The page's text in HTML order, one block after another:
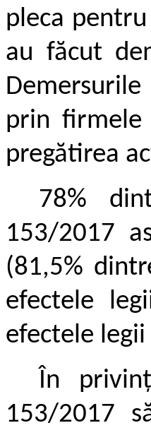
pleca
au făcut
prin firmele
pregătirea
78%
153/2017
(81,5%
efectele
efectele
În
153/2017